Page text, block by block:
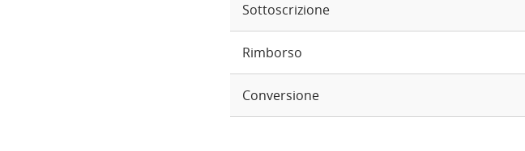
Sottoscrizione
Rimborso
Conversione